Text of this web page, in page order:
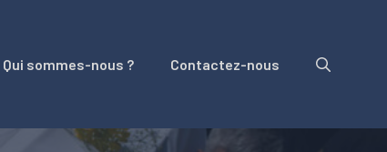
Qui sommes-nous ? Contactez-nous